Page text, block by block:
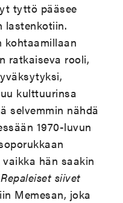
tyttö pääsee
lastenkotiin.
kohtaamillaan
ratkaiseva rooli,
kulttuurinsa
selvemmin nähdä
1970-luvun
hän saakin
Repaleiset siivet
Memesan, joka